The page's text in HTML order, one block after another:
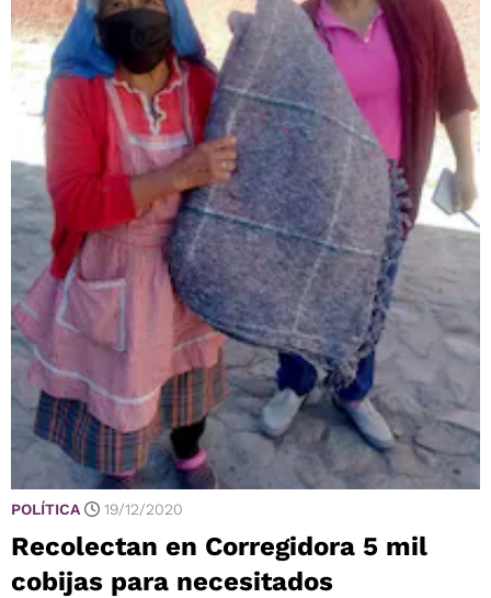
POLÍTICA 19/12/2020
Recolectan en Corregidora 5 mil
cobijas para necesitados